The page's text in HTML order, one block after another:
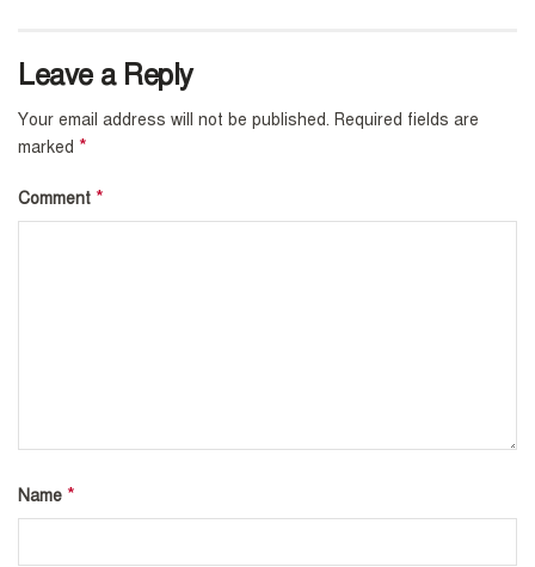
Leave a Reply
Your email address will not be published. Required fields are
marked *
Comment *
Name *